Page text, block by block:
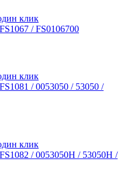
клик
/ FS0106700
клик
/ 0053050 / 53050 /
клик
/ 0053050Н / 53050H /